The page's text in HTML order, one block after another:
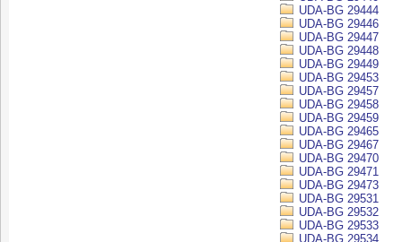
UDA-BG 29444
UDA-BG 29446
UDA-BG 29447
UDA-BG 29448
UDA-BG 29449
UDA-BG 29453
UDA-BG 29457
UDA-BG 29458
UDA-BG 29459
UDA-BG 29465
UDA-BG 29467
UDA-BG 29470
UDA-BG 29471
UDA-BG 29473
UDA-BG 29531
UDA-BG 29532
UDA-BG 29533
UDA-BG 29534